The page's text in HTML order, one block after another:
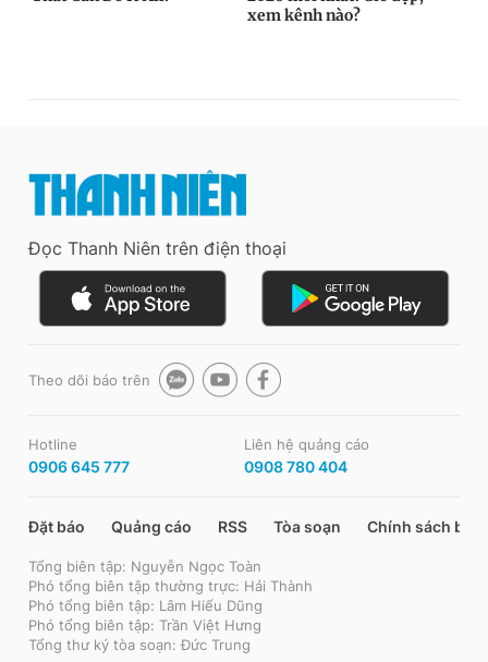
Đọc Thanh Niên trên điện thoại
Theo dõi báo trên
Hotline
0906 645 777
Liên hệ quảng cáo
0908 780 404
Đặt báo Quảng cáo RSS Tòa soạn Chính sách bảo
Tổng biên tập: Nguyễn Ngọc Toàn
Phó tổng biên tập thường trực: Hải Thành
Phó tổng biên tập: Lâm Hiếu Dũng
Phó tổng biên tập: Trần Việt Hưng
Tổng thư ký tòa soạn: Đức Trung